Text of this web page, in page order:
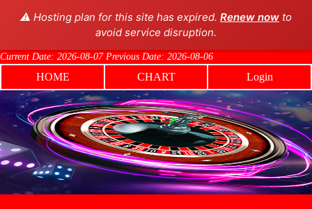
⚠️ Hosting plan for this site has expired. Renew now to
avoid service disruption.
Current Date: 2026-08-07 Previous Date: 2026-08-06
HOME CHART Login